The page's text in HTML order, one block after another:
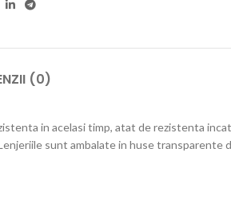
(0)
in acelasi timp, atat de rezistenta
sunt ambalate in huse transparente